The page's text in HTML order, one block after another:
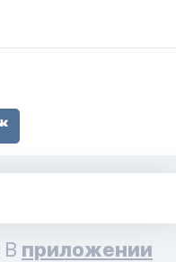
В приложении